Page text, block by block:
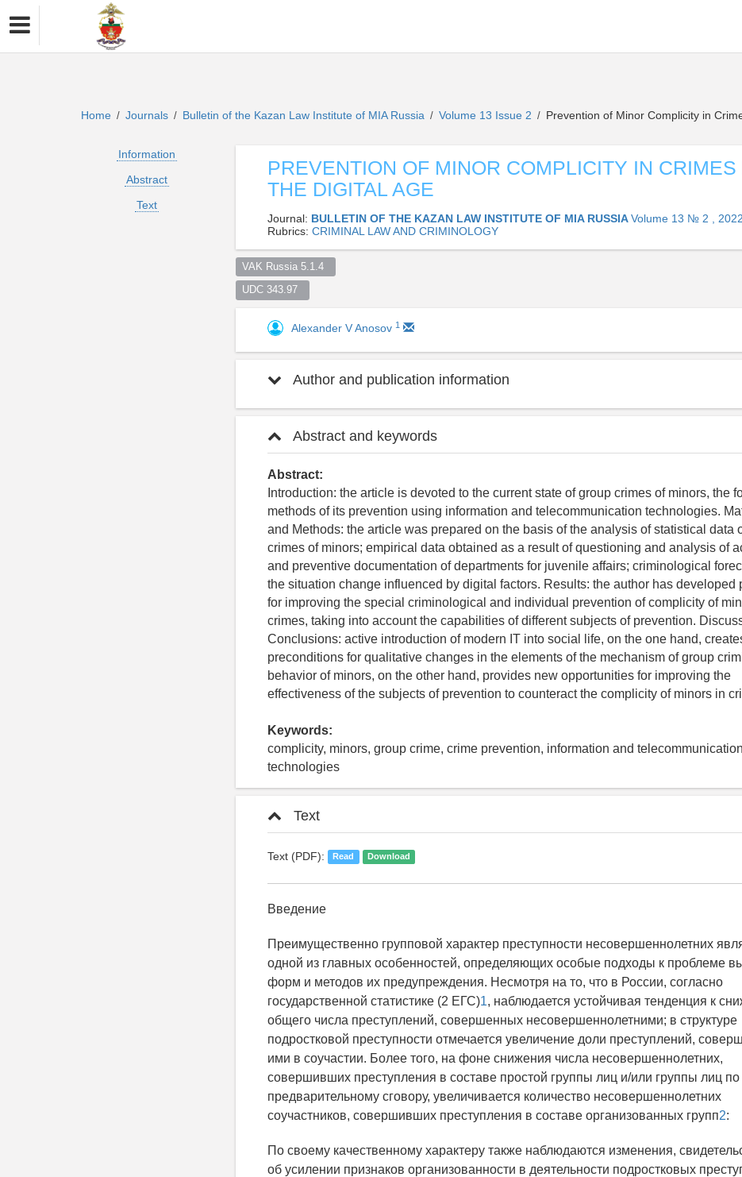
Home / Journals / Bulletin of the Kazan Law Institute of MIA Russia / Volume 13 Issue 2 / Prevention of Minor Complicity in
Information
Abstract
Text
PREVENTION OF MINOR COMPLICITY IN CRIMES
THE DIGITAL AGE
Journal: BULLETIN OF THE KAZAN LAW INSTITUTE OF MIA RUSSIAVolume 13 № 2 , 2022
Rubrics: CRIMINAL LAW AND CRIMINOLOGY
VAK Russia 5.1.4
UDC 343.97
Alexander V Anosov 1
Author and publication information
Abstract and keywords
Abstract:
Introduction: the article is devoted to the current state of group crimes of minors, the
methods of its prevention using information and telecommunication technologies.
and Methods: the article was prepared on the basis of the analysis of statistical data
crimes of minors; empirical data obtained as a result of questioning and analysis of
and preventive documentation of departments for juvenile affairs; criminological
the situation change influenced by digital factors. Results: the author has developed
for improving the special criminological and individual prevention of complicity of
crimes, taking into account the capabilities of different subjects of prevention.
Conclusions: active introduction of modern IT into social life, on the one hand,
preconditions for qualitative changes in the elements of the mechanism of group
behavior of minors, on the other hand, provides new opportunities for improving the
effectiveness of the subjects of prevention to counteract the complicity of minors in
Keywords:
complicity, minors, group crime, crime prevention, information and telecommunication
technologies
Text
Text (PDF): Read Download
Введение
Преимущественно групповой характер преступности несовершеннолетних
одной из главных особенностей, определяющих особые подходы к проблеме
форм и методов их предупреждения. Несмотря на то, что в России, согласно
государственной статистике (2 ЕГС)1, наблюдается устойчивая тенденция к
общего числа преступлений, совершенных несовершеннолетними; в структуре
подростковой преступности отмечается увеличение доли преступлений,
ими в соучастии. Более того, на фоне снижения числа несовершеннолетних,
совершивших преступления в составе простой группы лиц и/или группы лиц по
предварительному сговору, увеличивается количество несовершеннолетних
соучастников, совершивших преступления в составе организованных групп2:
По своему качественному характеру также наблюдаются изменения,
об усилении признаков организованности в деятельности подростковых